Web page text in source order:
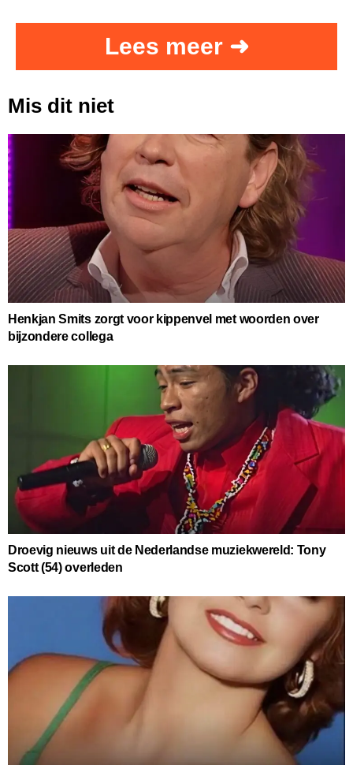
Lees meer ➜
Mis dit niet
Henkjan Smits zorgt voor kippenvel met woorden over
bijzondere collega
Droevig nieuws uit de Nederlandse muziekwereld: Tony
Scott (54) overleden